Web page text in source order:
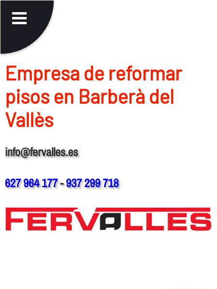
Empresa de reformar
pisos en Barberà del
Vallès
info@fervalles.es
627 964 177-937 299 718